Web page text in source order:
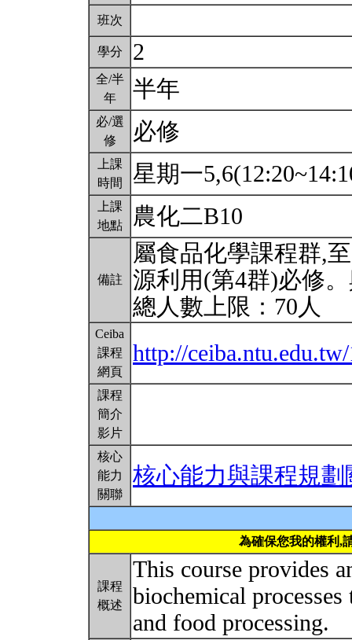
班次
學分 2
全/半
年
半年
必/選
修
必修
上課
時間
星期一
上課
地點
農化二B10
備註
屬食品化學課程群,
源利用(第4群)必修
總人數上限：70人
Ceiba
課程
網頁
http://
課程
簡介
影片
核心
能力
關聯
核心能力與課程規劃
為確保您我的權利,
課程
概述
This course provides
biochemical
and food processing.